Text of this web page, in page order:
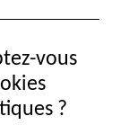
vous
?